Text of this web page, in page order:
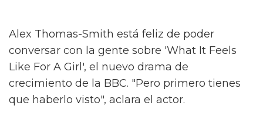
Alex Thomas-Smith está feliz de poder
conversar con la gente sobre 'What It Feels
Like For A Girl', el nuevo drama de
crecimiento de la BBC. "Pero primero tienes
que haberlo visto", aclara el actor.